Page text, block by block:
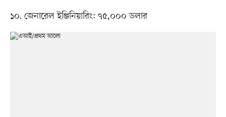
১০. জেনারেল ইঞ্জিনিয়ারিং: ৭৫,০০০ ডলার